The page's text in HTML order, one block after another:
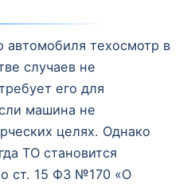
автомобиля техосмотр в
случаев не
его для
машина не
целях. Однако
ТО становится
ст. 15 ФЗ №170 «О